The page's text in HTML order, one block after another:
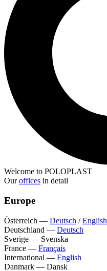
Welcome to POLOPLAST
Ouroffices in detail
Europe
Österreich — Deutsch /English
Deutschland — Deutsch
Sverige — Svenska
France — Français
International — English
Danmark — Dansk